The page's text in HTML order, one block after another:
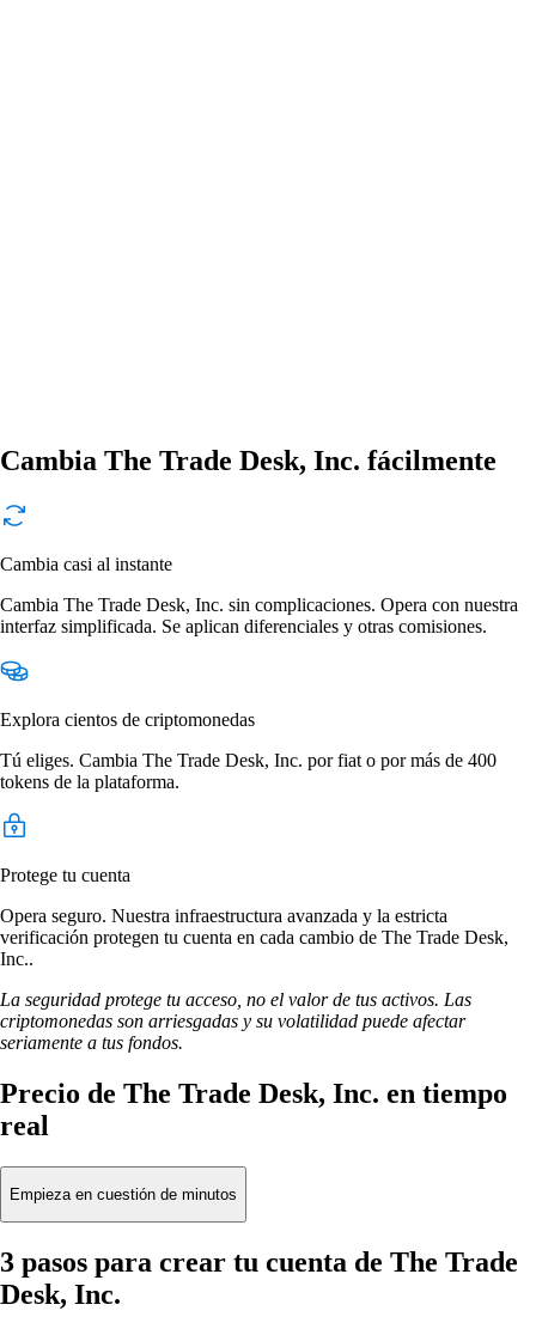
Cambia The Trade Desk, Inc. fácilmente
Cambia casi al instante
Cambia The Trade Desk, Inc. sin complicaciones. Opera con nuestra
interfaz simplificada. Se aplican diferenciales y otras comisiones.
Explora cientos de criptomonedas
Tú eliges. Cambia The Trade Desk, Inc. por fiat o por más de 400
tokens de la plataforma.
Protege tu cuenta
Opera seguro. Nuestra infraestructura avanzada y la estricta
verificación protegen tu cuenta en cada cambio de The Trade Desk,
Inc..
La seguridad protege tu acceso, no el valor de tus activos. Las
criptomonedas son arriesgadas y su volatilidad puede afectar
seriamente a tus fondos.
Precio de The Trade Desk, Inc. en tiempo
real
Empieza en cuestión de minutos
3 pasos para crear tu cuenta de The Trade
Desk, Inc.